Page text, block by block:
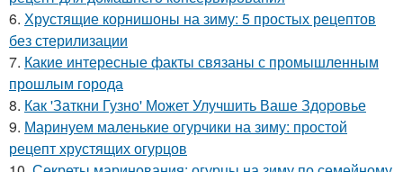
6. Хрустящие корнишоны на зиму: 5 простых рецептов
без стерилизации
7. Какие интересные факты связаны с промышленным
прошлым города
8. Как 'Заткни Гузно' Может Улучшить Ваше Здоровье
9. Маринуем маленькие огурчики на зиму: простой
рецепт хрустящих огурцов